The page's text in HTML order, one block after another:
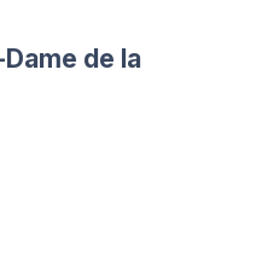
Dame de la